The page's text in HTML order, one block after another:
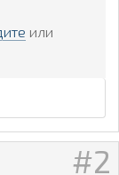
или
2